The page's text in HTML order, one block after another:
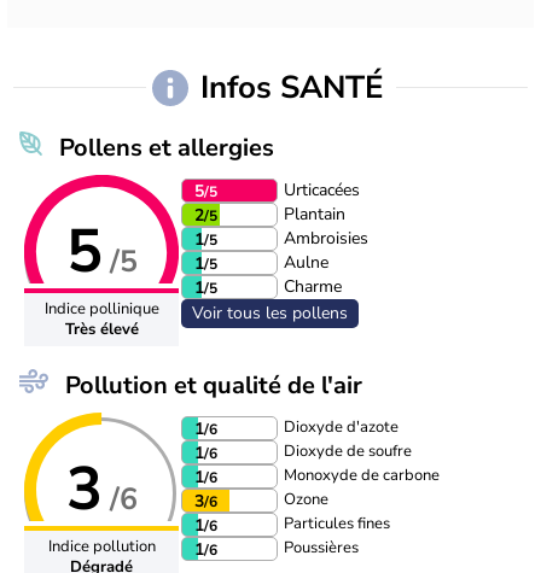
Infos SANTÉ
Pollens et allergies
5 /5
Indice pollinique
Très élevé
5/5
Urticacées
2/5
Plantain
1/5
Ambroisies
1/5
Aulne
1/5
Charme
Voir tous les pollens
Pollution et qualité de l'air
3 /6
Indice pollution
Dégradé
1/6 Dioxyde d'azote
1/6 Dioxyde de soufre
1/6 Monoxyde de carbone
3/6 Ozone
1/6 Particules fines
1/6 Poussières